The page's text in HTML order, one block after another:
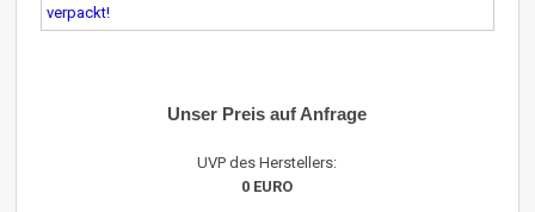
verpackt!
Unser Preis auf Anfrage
UVP des Herstellers:
0 EURO